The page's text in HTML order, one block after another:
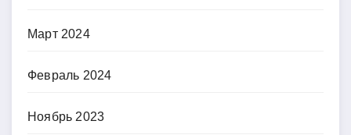
Март 2024
Февраль 2024
Ноябрь 2023